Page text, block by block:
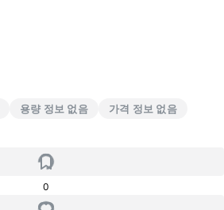
용량 정보 없음 가격 정보 없음
0